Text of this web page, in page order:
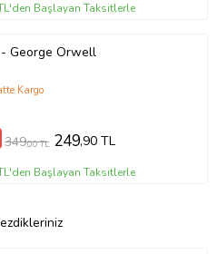
Başlayan Taksitlerle
George Orwell
Kargo
349,00 TL 249,90 TL
Başlayan Taksitlerle